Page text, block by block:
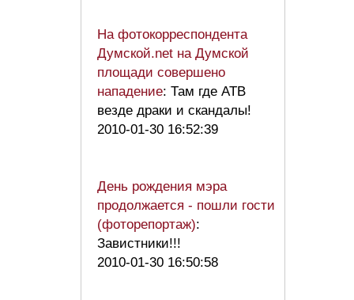
На фотокорреспондента
Думской.net на Думской
площади совершено
нападение: Там где АТВ
везде драки и скандалы!
2010-01-30 16:52:39
День рождения мэра
продолжается - пошли гости
(фоторепортаж):
Завистники!!!
2010-01-30 16:50:58